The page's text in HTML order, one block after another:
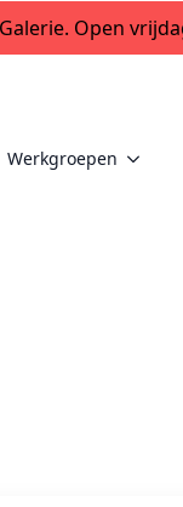
Open
Werkgroepen